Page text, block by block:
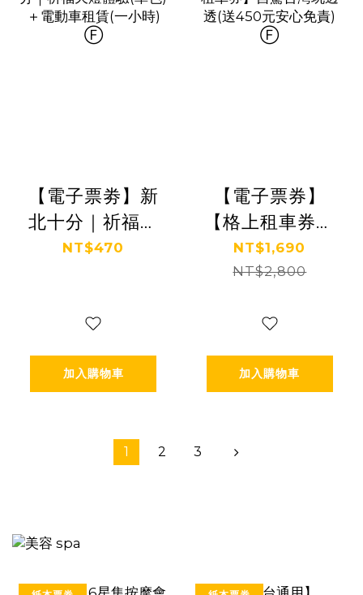
【電子票劵】新
北十分｜祈福天
燈體驗(單色)＋
NT$470
加入購物車
【電子票券】
【格上租車券】
自駕台灣玩透透
(送450元安心免
NT$1,690
NT$2,800
加入購物車
1 2 3